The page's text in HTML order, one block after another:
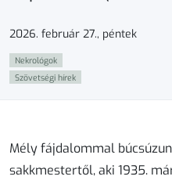
2026. február 27., péntek
Nekrológok
Szövetségi hírek
Mély fájdalommal
sakkmestertől, aki 1935.